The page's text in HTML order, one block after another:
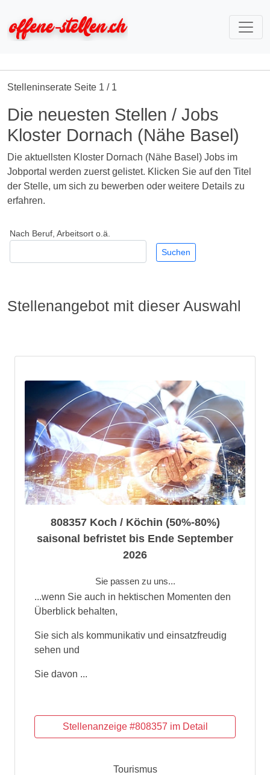
Stelleninserate Seite 1 / 1
Die neuesten Stellen / Jobs
Kloster Dornach (Nähe Basel)
Die aktuellsten Kloster Dornach (Nähe Basel) Jobs im
Jobportal werden zuerst gelistet. Klicken Sie auf den Titel
der Stelle, um sich zu bewerben oder weitere Details zu
erfahren.
Nach Beruf, Arbeitsort o.ä.
Stellenangebot mit dieser Auswahl
808357 Koch / Köchin (50%-80%)
saisonal befristet bis Ende September
2026
Sie passen zu uns...
...wenn Sie auch in hektischen Momenten den
Überblick behalten,
Sie sich als kommunikativ und einsatzfreudig
sehen und
Sie davon ...
Tourismus